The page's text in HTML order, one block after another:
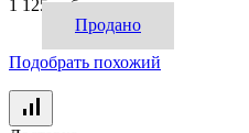
1 125 руб.
Продано
Подобрать похожий